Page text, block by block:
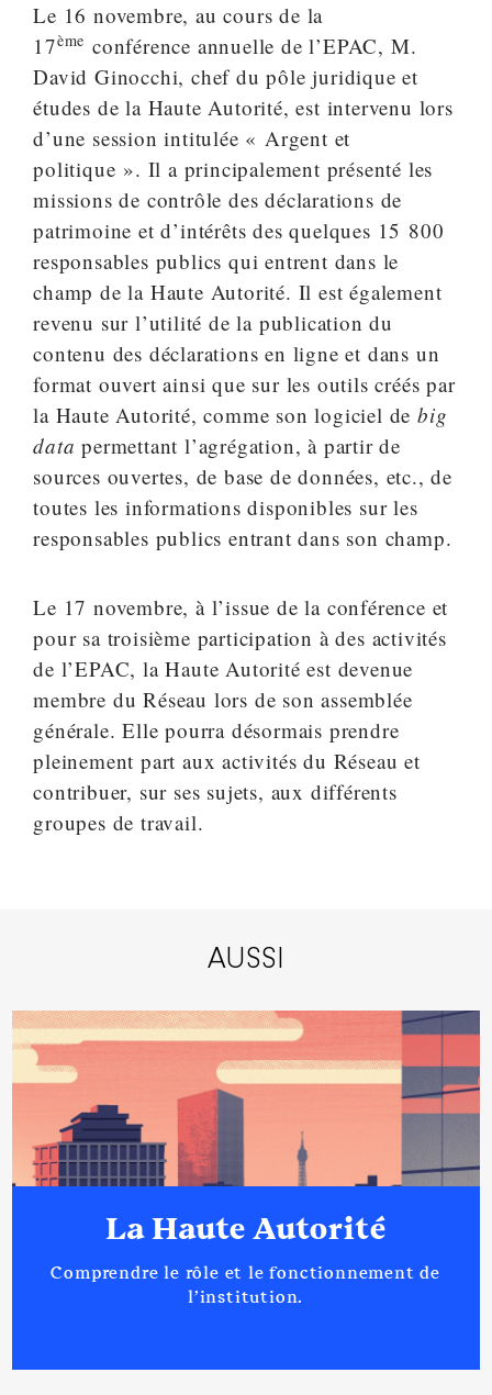
Le 16 novembre, au cours de la
17ème conférence annuelle de l’EPAC, M.
David Ginocchi, chef du pôle juridique et
études de la Haute Autorité, est intervenu lors
d’une session intitulée « Argent et
politique ». Il a principalement présenté les
missions de contrôle des déclarations de
patrimoine et d’intérêts des quelques 15 800
responsables publics qui entrent dans le
champ de la Haute Autorité. Il est également
revenu sur l’utilité de la publication du
contenu des déclarations en ligne et dans un
format ouvert ainsi que sur les outils créés par
la Haute Autorité, comme son logiciel debig
data permettant l’agrégation, à partir de
sources ouvertes, de base de données, etc., de
toutes les informations disponibles sur les
responsables publics entrant dans son champ.
Le 17 novembre, à l’issue de la conférence et
pour sa troisième participation à des activités
de l’EPAC, la Haute Autorité est devenue
membre du Réseau lors de son assemblée
générale. Elle pourra désormais prendre
pleinement part aux activités du Réseau et
contribuer, sur ses sujets, aux différents
groupes de travail.
AUSSI
La Haute Autorité
Comprendre le rôle et le fonctionnement de
l’institution.